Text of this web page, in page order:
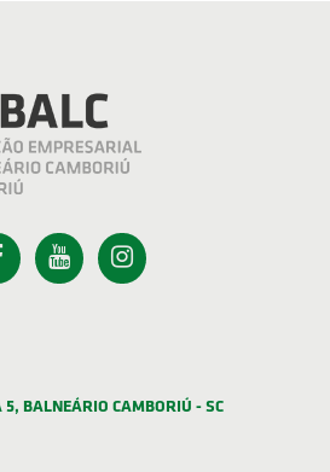
5, BALNEÁRIO CAMBORIÚ - SC